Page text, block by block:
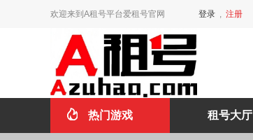
欢迎来到A租号平台爱租号官网 登录 , 注册
热门游戏 租号大厅